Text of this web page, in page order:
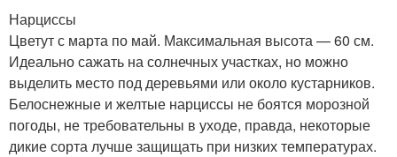
Нарциссы
Цветут с марта по май. Максимальная высота — 60 см.
Идеально сажать на солнечных участках, но можно
выделить место под деревьями или около кустарников.
Белоснежные и желтые нарциссы не боятся морозной
погоды, не требовательны в уходе, правда, некоторые
дикие сорта лучше защищать при низких температурах.